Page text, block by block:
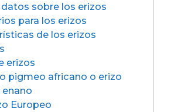
sobre los erizos
para los erizos
de los erizos
erizos
pigmeo africano o erizo
Europeo